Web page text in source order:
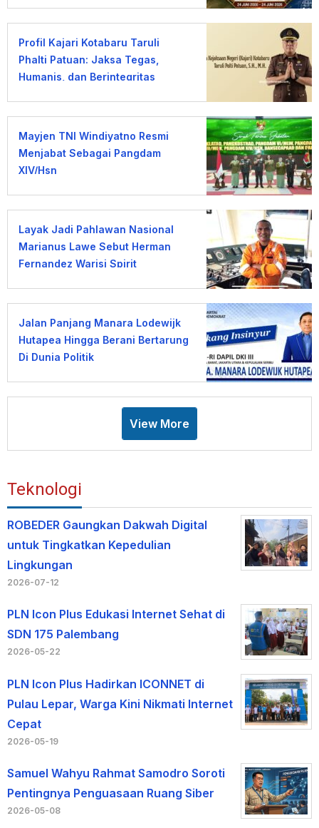
Profil Kajari Kotabaru Taruli
Phalti Patuan: Jaksa Tegas,
Humanis, dan Berintegritas
Mayjen TNI Windiyatno Resmi
Menjabat Sebagai Pangdam
XIV/Hsn
Layak Jadi Pahlawan Nasional
Marianus Lawe Sebut Herman
Fernandez Warisi Spirit
Jalan Panjang Manara Lodewijk
Hutapea Hingga Berani Bertarung
Di Dunia Politik
View More
Teknologi
ROBEDER Gaungkan Dakwah Digital
untuk Tingkatkan Kepedulian
Lingkungan
2026-07-12
PLN Icon Plus Edukasi Internet Sehat di
SDN 175 Palembang
2026-05-22
PLN Icon Plus Hadirkan ICONNET di
Pulau Lepar, Warga Kini Nikmati Internet
Cepat
2026-05-19
Samuel Wahyu Rahmat Samodro Soroti
Pentingnya Penguasaan Ruang Siber
2026-05-08